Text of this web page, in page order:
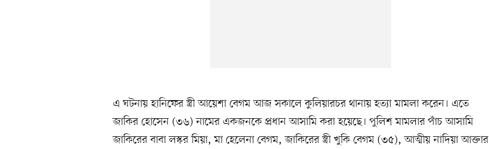
এ ঘটনায় হানিফের স্ত্রী আয়েশা বেগম আজ সকালে কুলিয়ারচর থানায় হত্যা মামলা করেন। এতে
জাকির হোসেন (৩৬) নামের একজনকে প্রধান আসামি করা হয়েছে। পুলিশ মামলার পাঁচ আসামি
জাকিরের বাবা লস্কর মিয়া, মা হেলেনা বেগম, জাকিরের স্ত্রী খুকি বেগম (৩৫), আত্মীয় নাদিয়া আক্তার